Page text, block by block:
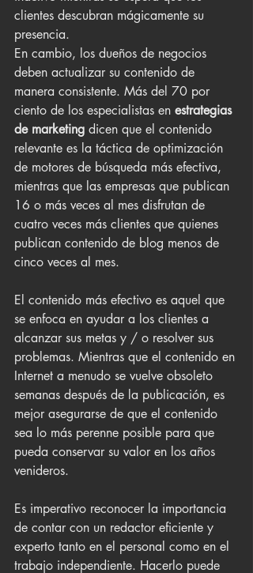
clientes descubran mágicamente su
presencia.
En cambio, los dueños de negocios
deben actualizar su contenido de
manera consistente. Más del 70 por
ciento de los especialistas en estrategias
de marketing dicen que el contenido
relevante es la táctica de optimización
de motores de búsqueda más efectiva,
mientras que las empresas que publican
16 o más veces al mes disfrutan de
cuatro veces más clientes que quienes
publican contenido de blog menos de
cinco veces al mes.
El contenido más efectivo es aquel que
se enfoca en ayudar a los clientes a
alcanzar sus metas y / o resolver sus
problemas. Mientras que el contenido en
Internet a menudo se vuelve obsoleto
semanas después de la publicación, es
mejor asegurarse de que el contenido
sea lo más perenne posible para que
pueda conservar su valor en los años
venideros.
Es imperativo reconocer la importancia
de contar con un redactor eficiente y
experto tanto en el personal como en el
trabajo independiente. Hacerlo puede